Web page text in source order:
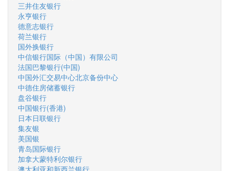
三井住友银行
永亨银行
德意志银行
荷兰银行
国外换银行
中信银行国际（中国）有限公司
法国巴黎银行(中国)
中国外汇交易中心北京备份中心
中德住房储蓄银行
盘谷银行
中国银行(香港)
日本日联银行
集友银
美国银
青岛国际银行
加拿大蒙特利尔银行
澳大利亚和新西兰银行